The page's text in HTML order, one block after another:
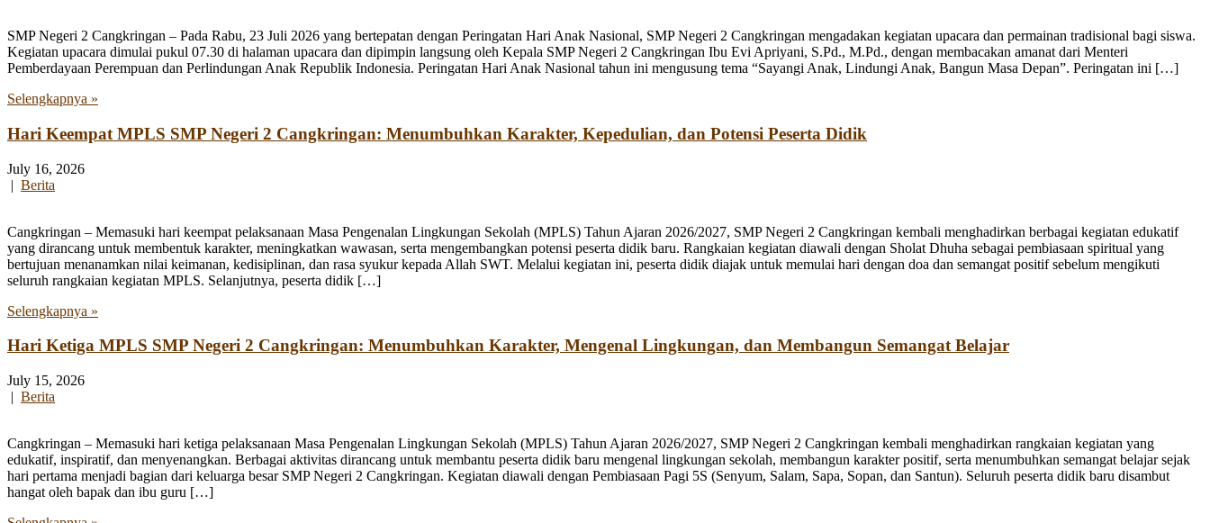
SMP Negeri 2 Cangkringan – Pada Rabu, 23 Juli 2026 yang bertepatan dengan Peringatan Hari Anak Nasional, SMP Negeri 2 Cangkringan mengadakan kegiatan upacara dan permainan tradisional bagi siswa.
Kegiatan upacara dimulai pukul 07.30 di halaman upacara dan dipimpin langsung oleh Kepala SMP Negeri 2 Cangkringan Ibu Evi Apriyani, S.Pd., M.Pd., dengan membacakan amanat dari Menteri
Pemberdayaan Perempuan dan Perlindungan Anak Republik Indonesia. Peringatan Hari Anak Nasional tahun ini mengusung tema “Sayangi Anak, Lindungi Anak, Bangun Masa Depan”. Peringatan ini […]
Selengkapnya »
Hari Keempat MPLS SMP Negeri 2 Cangkringan: Menumbuhkan Karakter, Kepedulian, dan Potensi Peserta Didik
July 16, 2026
| Berita
Cangkringan – Memasuki hari keempat pelaksanaan Masa Pengenalan Lingkungan Sekolah (MPLS) Tahun Ajaran 2026/2027, SMP Negeri 2 Cangkringan kembali menghadirkan berbagai kegiatan edukatif
yang dirancang untuk membentuk karakter, meningkatkan wawasan, serta mengembangkan potensi peserta didik baru. Rangkaian kegiatan diawali dengan Sholat Dhuha sebagai pembiasaan spiritual yang
bertujuan menanamkan nilai keimanan, kedisiplinan, dan rasa syukur kepada Allah SWT. Melalui kegiatan ini, peserta didik diajak untuk memulai hari dengan doa dan semangat positif sebelum mengikuti
seluruh rangkaian kegiatan MPLS. Selanjutnya, peserta didik […]
Selengkapnya »
Hari Ketiga MPLS SMP Negeri 2 Cangkringan: Menumbuhkan Karakter, Mengenal Lingkungan, dan Membangun Semangat Belajar
July 15, 2026
| Berita
Cangkringan – Memasuki hari ketiga pelaksanaan Masa Pengenalan Lingkungan Sekolah (MPLS) Tahun Ajaran 2026/2027, SMP Negeri 2 Cangkringan kembali menghadirkan rangkaian kegiatan yang
edukatif, inspiratif, dan menyenangkan. Berbagai aktivitas dirancang untuk membantu peserta didik baru mengenal lingkungan sekolah, membangun karakter positif, serta menumbuhkan semangat belajar sejak
hari pertama menjadi bagian dari keluarga besar SMP Negeri 2 Cangkringan. Kegiatan diawali dengan Pembiasaan Pagi 5S (Senyum, Salam, Sapa, Sopan, dan Santun). Seluruh peserta didik baru disambut
hangat oleh bapak dan ibu guru […]